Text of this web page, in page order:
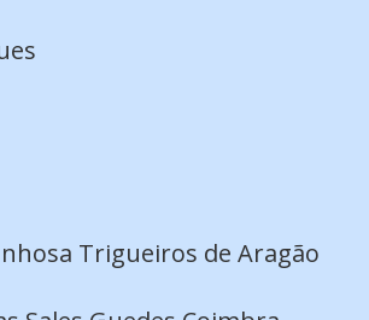
Trigueiros de Aragão